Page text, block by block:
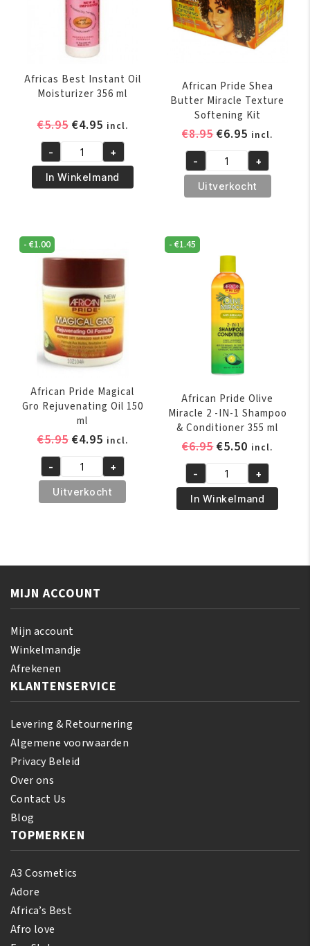
Africas Best Instant Oil
Moisturizer 356 ml
€5.95 Oorspronkelijke
was:
€5.95.
€4.95Huidige
prijs
is:
€4.95.
incl.
Africas
Best
Instant
356
ml
- +
In Winkelmand
African Pride Shea
Butter Miracle Texture
Softening Kit
€8.95
was:
€8.95.
€6.95 Huidige
prijs
is:
€6.95.
incl.
African
Pride
Shea
Miracle
Texture
Softening
aantal
- +
Uitverkocht
-€1.00
African Pride Magical
Gro Rejuvenating Oil 150
ml
€5.95 Oorspronkelijke
was:
€5.95.
€4.95Huidige
prijs
is:
€4.95.
incl.
African
Pride
Magical
ml
aantal
- +
Uitverkocht
-€1.45
African Pride Olive
Miracle 2 -IN-1 Shampoo
& Conditioner 355 ml
€6.95
was:
€6.95.
€5.50 Huidige
prijs
is:
€5.50.
incl.
African
Pride
Olive
-
Shampoo
- +
In Winkelmand
MIJN ACCOUNT
Mijn account
Winkelmandje
Afrekenen
KLANTENSERVICE
Levering & Retournering
Algemene voorwaarden
Privacy Beleid
Over ons
Contact Us
Blog
TOPMERKEN
A3 Cosmetics
Adore
Africa’s Best
Afro love